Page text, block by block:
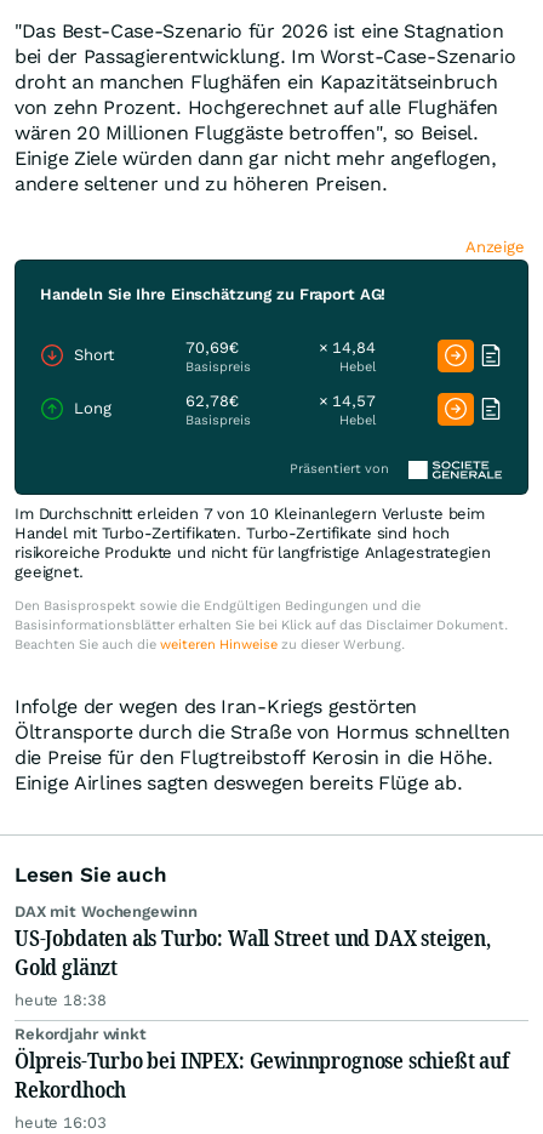
"Das Best-Case-Szenario für 2026 ist eine Stagnation
bei der Passagierentwicklung. Im Worst-Case-Szenario
droht an manchen Flughäfen ein Kapazitätseinbruch
von zehn Prozent. Hochgerechnet auf alle Flughäfen
wären 20 Millionen Fluggäste betroffen", so Beisel.
Einige Ziele würden dann gar nicht mehr angeflogen,
andere seltener und zu höheren Preisen.
Anzeige
Handeln Sie Ihre Einschätzung zu Fraport AG!
Short 70,69€
Basispreis
× 14,84
Hebel
Long 62,78€
Basispreis
× 14,57
Hebel
Präsentiert von
Im Durchschnitt erleiden 7 von 10 Kleinanlegern Verluste beim
Handel mit Turbo-Zertifikaten. Turbo-Zertifikate sind hoch
risikoreiche Produkte und nicht für langfristige Anlagestrategien
geeignet.
Den Basisprospekt sowie die Endgültigen Bedingungen und die
Basisinformationsblätter erhalten Sie bei Klick auf das Disclaimer Dokument.
Beachten Sie auch die weiteren Hinweise zu dieser Werbung.
Infolge der wegen des Iran-Kriegs gestörten
Öltransporte durch die Straße von Hormus schnellten
die Preise für den Flugtreibstoff Kerosin in die Höhe.
Einige Airlines sagten deswegen bereits Flüge ab.
Lesen Sie auch
DAX mit Wochengewinn
US-Jobdaten als Turbo: Wall Street und DAX steigen,
Gold glänzt
heute 18:38
Rekordjahr winkt
Ölpreis-Turbo bei INPEX: Gewinnprognose schießt auf
Rekordhoch
heute 16:03